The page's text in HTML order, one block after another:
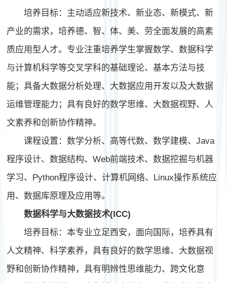
培养目标：主动适应新技术、新业态、新模式、新
产业的需求，培养德、智、体、美、劳全面发展的高素
质应用型人才。专业注重培养学生掌握数学、数据科学
与计算机科学等交叉学科的基础理论、基本方法与技
能；具备大数据分析处理、大数据应用开发以及大数据
运维管理能力；具有良好的数学思维、大数据视野、人
文素养和创新协作精神。
课程设置：数学分析、高等代数、数学建模、Java
程序设计、数据结构、Web前端技术、数据挖掘与机器
学习、Python程序设计、计算机网络、Linux操作系统应
用、数据库原理及应用等。
数据科学与大数据技术(ICC)
培养目标：本专业立足西安，面向国际，培养具有
人文精神、科学素养，具有良好的数学思维、大数据视
野和创新协作精神，具有明辨性思维能力、跨文化意